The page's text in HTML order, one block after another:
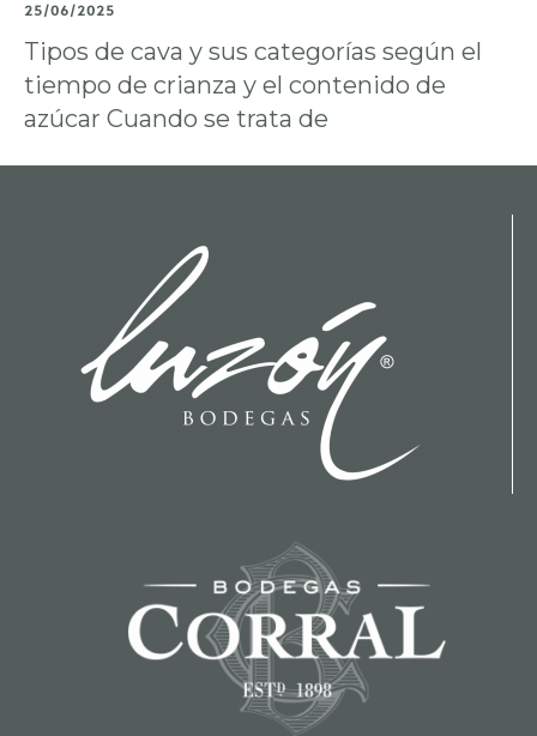
25/06/2025
Tipos de cava y sus categorías según el
tiempo de crianza y el contenido de
azúcar Cuando se trata de